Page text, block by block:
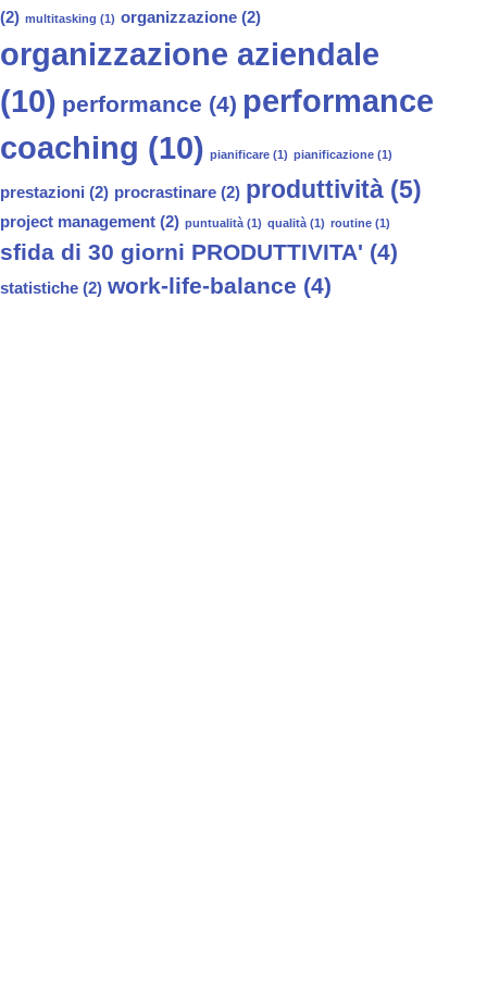
(2) multitasking (1) organizzazione (2)
organizzazione aziendale
(10) performance (4) performance
coaching (10) pianificare (1) pianificazione (1)
prestazioni (2) procrastinare (2) produttività (5)
project management (2) puntualità (1) qualità (1) routine (1)
sfida di 30 giorni PRODUTTIVITA' (4)
statistiche (2) work-life-balance (4)